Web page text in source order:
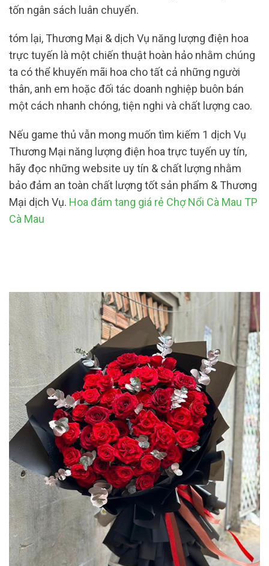
tốn ngân sách luân chuyển.
tóm lại, Thương Mại & dịch Vụ năng lượng điện hoa
trực tuyến là một chiến thuật hoàn hảo nhằm chúng
ta có thể khuyến mãi hoa cho tất cả những người
thân, anh em hoặc đối tác doanh nghiệp buôn bán
một cách nhanh chóng, tiện nghi và chất lượng cao.
Nếu game thủ vẫn mong muốn tìm kiếm 1 dịch Vụ
Thương Mại năng lượng điện hoa trực tuyến uy tín,
hãy đọc những website uy tín & chất lượng nhằm
bảo đảm an toàn chất lượng tốt sản phẩm & Thương
Mại dịch Vụ. Hoa đám tang giá rẻ Chợ Nổi Cà Mau TP
Cà Mau